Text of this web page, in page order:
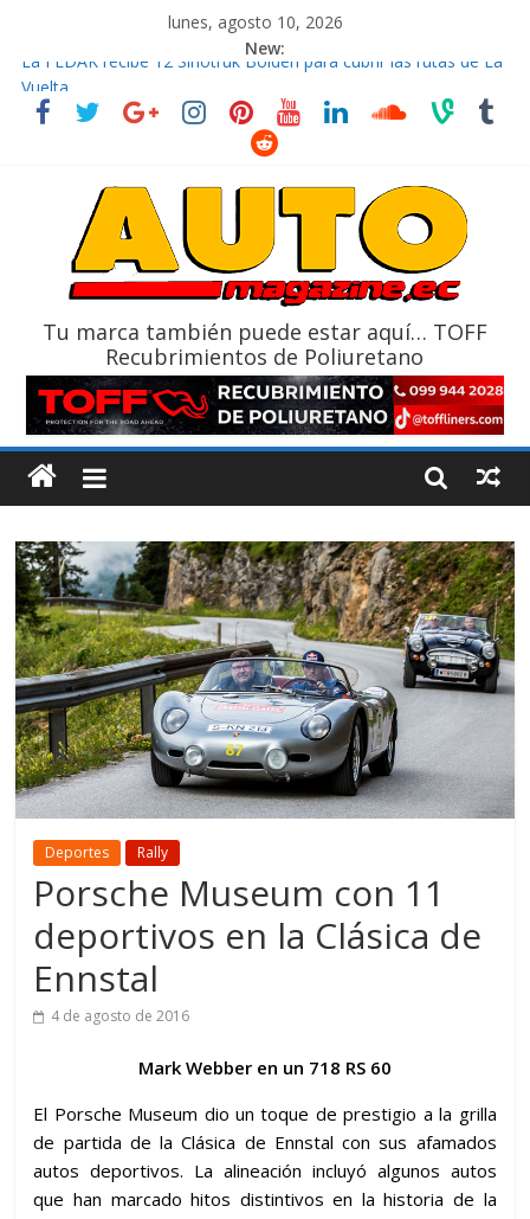
lunes, agosto 10, 2026
New:
La FEDAK recibe 12 Sinotruk Bolden para cubrir las rutas de La
Vuelta
El costo de tener un vehículo gana protagonismo a la hora de
¿Qué puede pasar con tu vehículo si permanece varios días sin
La Vuelta al Ecuador 2026, edición 47ª, recorre 7 provincias en 8
Tu marca también puede estar aquí… TOFF
Recubrimientos de Poliuretano
Deportes Rally
Porsche Museum con 11
deportivos en la Clásica de
Ennstal
4 de agosto de 2016
Mark Webber en un 718 RS 60
El Porsche Museum dio un toque de prestigio a la grilla
de partida de la Clásica de Ennstal con sus afamados
autos deportivos. La alineación incluyó algunos autos
que han marcado hitos distintivos en la historia de la